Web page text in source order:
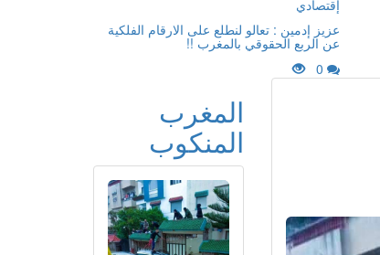
إقتصادي
عزيز إدمين : تعالو لنطلع على الارقام الفلكية
عن الربع الحقوقي بالمغرب !!
المغرب
المنكوب